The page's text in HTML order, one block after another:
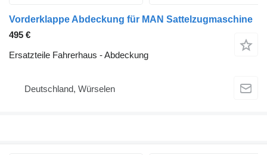
Vorderklappe Abdeckung für MAN Sattelzugmaschine
495 €
Ersatzteile Fahrerhaus - Abdeckung
Deutschland, Würselen